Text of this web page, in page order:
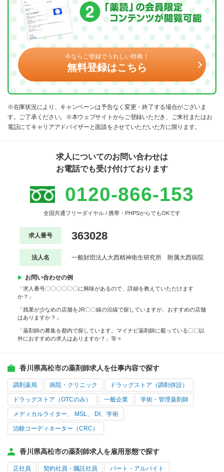
今ならご登録でうれしい特典！
無料登録はこちら
※在庫状況により、キャンペーンは予告なく変更・終了する場合がございま
す。ご了承ください。※本ウェブサイトからご登録いただき、ご来社またはお
電話にてキャリアアドバイザーと面談をさせていただいた方に限ります。
求人についてのお問い合わせは
お電話でも受け付けております
0120-866-153
全国共通フリーダイヤル / 携帯・PHPSからでもOKです
求人番号 363028
法人名 一般財団法人大西精神衛生研究所 附属大西病院
お問い合わせの例
「求人番号〇〇〇〇〇〇に興味があるので、詳細を教えていただけます
か？」
「残業が少なめの店舗をJR〇〇線の沿線で探していますが、おすすめの店舗
はありますか？」
「薬剤師の募集を都内で探しています。マイナビ薬剤師に載っている〇〇以
外におすすめの求人はありますか？」等々
香川県高松市の薬剤師求人を仕事内容で探す
調剤薬局 病院・クリニック ドラッグストア（調剤併設）
ドラッグストア（OTCのみ） 一般企業 学術・管理薬剤師
メディカルライター、 MSL、 DI、学術
治験コーディネーター（CRC）
香川県高松市の薬剤師求人を雇用形態で探す
正社員 契約社員・嘱託社員 パート・アルバイト